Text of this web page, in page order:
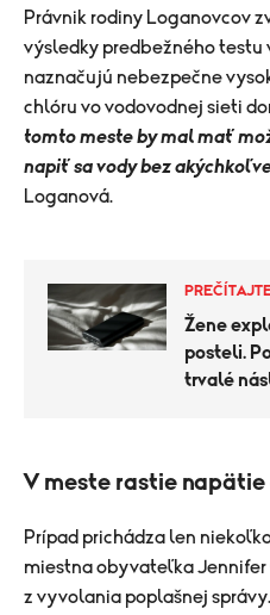
Právnik rodiny Loganovcov
výsledky predbežného testu
naznačujú nebezpečne
chlóru vo vodovodnej sieti
tomto meste by mal mať
napiť sa vody bez
Loganová.
Žene
posteli.
trvalé
V meste rastie
Prípad prichádza len
miestna obyvateľka
z vyvolania poplašnej